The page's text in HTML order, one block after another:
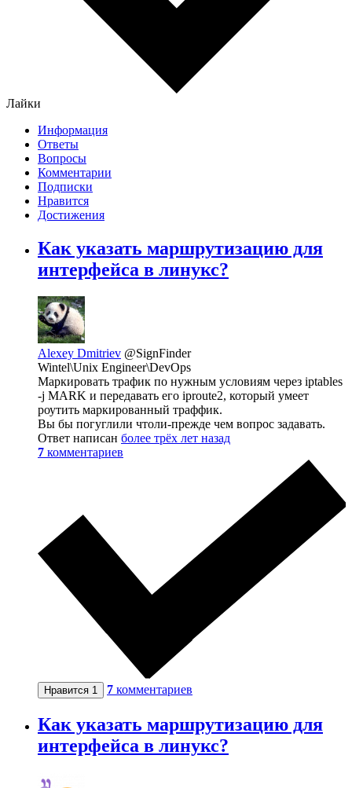
Лайки
Информация
Ответы
Вопросы
Комментарии
Подписки
Нравится
Достижения
Как указать маршрутизацию для
интерфейса в линукс?
Alexey Dmitriev @SignFinder
Wintel\Unix Engineer\DevOps
Маркировать трафик по нужным условиям через iptables
-j MARK и передавать его iproute2, который умеет
роутить маркированный траффик.
Вы бы погуглили чтоли-прежде чем вопрос задавать.
Ответ написан более трёх лет назад
7 комментариев
Нравится 1 7 комментариев
Как указать маршрутизацию для
интерфейса в линукс?